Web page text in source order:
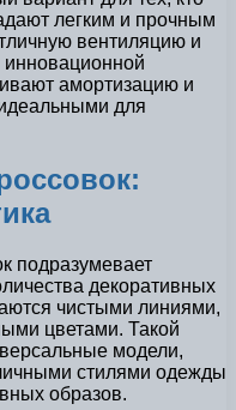
легким и прочным
вентиляцию и
амортизацию и
для
подразумевает
декоративных
чистыми линиями,
цветами. Такой
модели,
стилями одежды
образов.